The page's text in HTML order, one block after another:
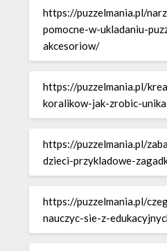
https://puzzelmania.pl/
pomocne-w-ukladaniu-
akcesoriow/
https://puzzelmania.pl/
koralikow-jak-zrobic-
https://puzzelmania.pl/
dzieci-przykladowe-
https://puzzelmania.pl/
nauczyc-sie-z-